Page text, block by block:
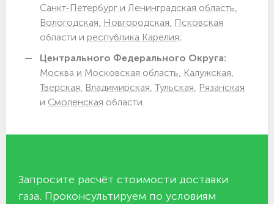
Санкт-Петербург и Ленинградская область,
Вологодская, Новгородская, Псковская
области и республика Карелия;
Центрального Федерального Округа:
Москва и Московская область, Калужская,
Тверская, Владимирская, Тульская, Рязанская
и Смоленская области.
Запросите расчёт стоимости доставки
газа. Проконсультируем по условиям